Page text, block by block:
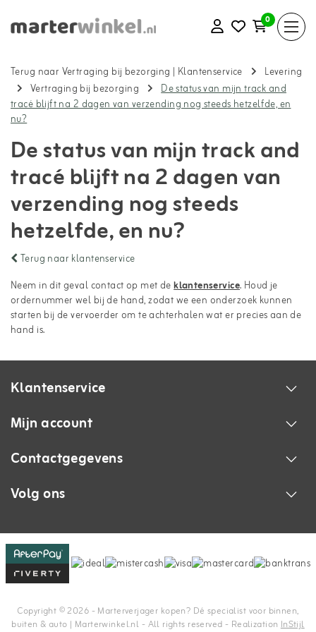
0
Terug naar Vertraging bij bezorging | Klantenservice
Levering
Vertraging bij bezorging
De status van mijn track and
tracé blijft na 2 dagen van verzending nog steeds hetzelfde, en
nu?
De status van mijn track and
tracé blijft na 2 dagen van
verzending nog steeds
hetzelfde, en nu?
Terug naar klantenservice
Neem in dit geval contact op met deklantenservice. Houd je
ordernummer wel bij de hand, zodat we een onderzoek kunnen
starten bij de vervoerder om te achterhalen wat er precies aan de
hand is.
Klantenservice
Mijn account
Contactgegevens
Volg ons
Copyright © 2026 - Marterverjager kopen? Dé specialist voor binnen,
buiten & auto | Marterwinkel.nl - All rights reserved - Realization InStijl